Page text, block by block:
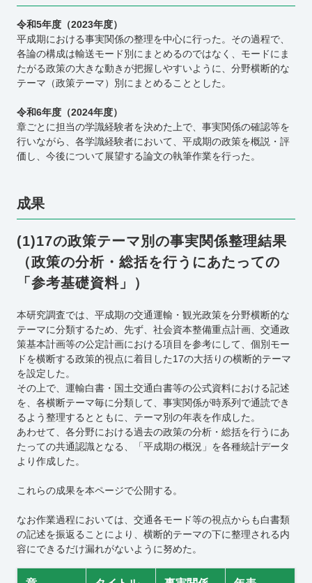
令和5年度（2023年度）
平成期における事実関係の整理を中心に行った。その過程で、
各論の構成は輸送モード別にまとめるのではなく、モードにま
たがる政策の大きな動きが把握しやすいように、分野横断的な
テーマ（政策テーマ）別にまとめることとした。
令和6年度（2024年度）
章ごとに担当の学識経験者を決めた上で、事実関係の確認等を
行いながら、各学識経験者において、平成期の政策を概説・評
価し、今後について展望する論文の執筆作業を行った。
成果
(1)17の政策テーマ別の事実関係整理結果
（政策の分析・総括を行うにあたっての
「参考基礎資料」
）
本研究調査では、平成期の交通運輸・観光政策を分野横断的な
テーマに分類するため、先ず、社会資本整備重点計画、交通政
策基本計画等の公定計画における項目を参考にして、個別モー
ドを横断する政策的視点に着目した17の大括りの横断的テーマ
を設定した。
その上で、運輸白書・国土交通白書等の公式資料における記述
を、各横断テーマ毎に分類して、事実関係が時系列で通読でき
るよう整理するとともに、テーマ別の年表を作成した。
あわせて、各分野における過去の政策の分析・総括を行うにあ
たっての共通認識となる、「平成期の概況」を各種統計データ
より作成した。
これらの成果を本ページで公開する。
なお作業過程においては、交通各モード等の視点からも白書類
の記述を振返ることにより、横断的テーマの下に整理される内
容にできるだけ漏れがないように努めた。